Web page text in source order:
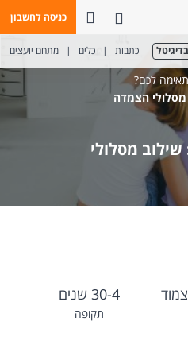
כניסה לחשבון
פתח חיפושחייגו אלינו
כתבות | כלים | מתחם יועצים
לכם?
הצמדה
מסלולי
30-4 שנים
תקופה